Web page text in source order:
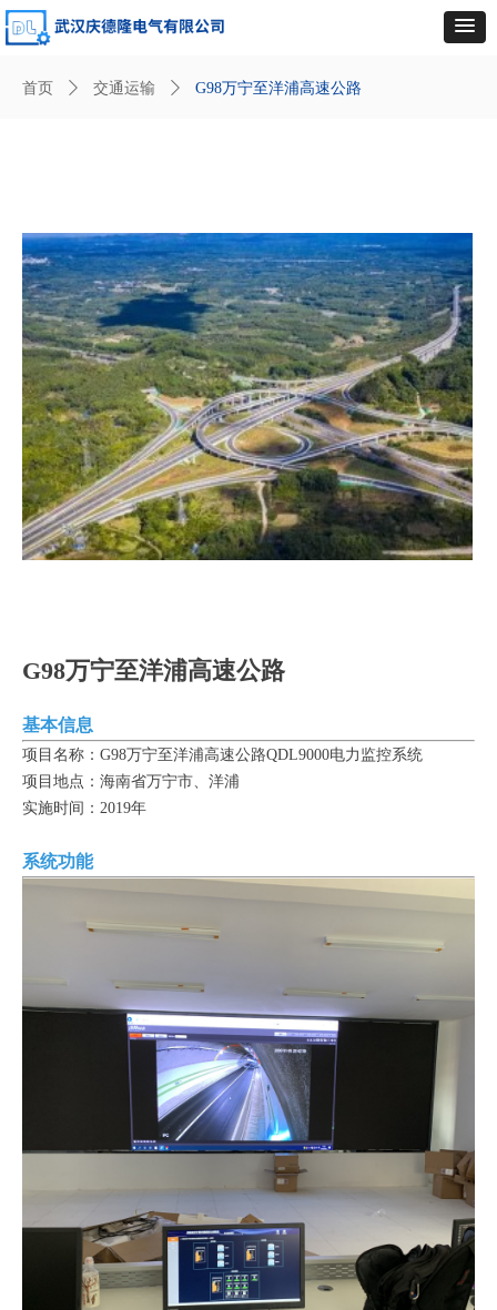
首页 ꄲ 交通运输 ꄲ G98万宁至洋浦高速公路
基本信息
项目名称：G98万宁至洋浦高速公路QDL9000电力监控系统
项目地点：海南省万宁市、洋浦
实施时间：2019年
系统功能
G98万宁至洋浦高速公路